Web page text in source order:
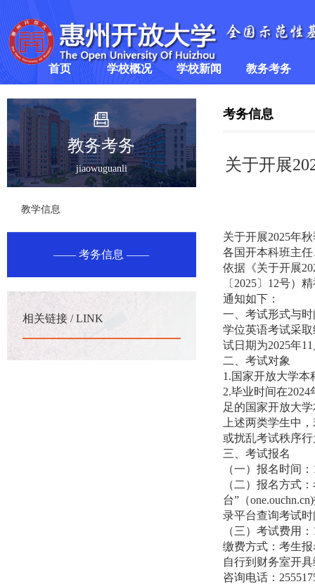
首页 学校概况
学校简介
领导班子
组织架构
学校新闻
学校要闻
通知公告
教务考务
教务考务
jiaowuguanli
教学信息
考务信息
相关链接 / LINK
>
考务信息
关于开展
关于开展2025年
各国开本科班主
依据《关于开展
〔2025〕12号）
通知如下：
一、考试形式与
学位英语考试采
试日期为2025年
二、考试对象
1.国家开放大学本
2.毕业时间在
足的国家开放大
上述两类学生中
或扰乱考试秩序
三、考试报名
（一）报名时间
（二）报名方式
台”（
录平台查询考试
（三）考试费用
缴费方式：考生
自行到财务室开
咨询电话：